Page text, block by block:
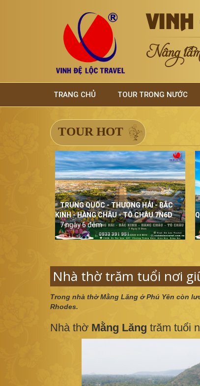
VINH
Nâng
TRANG CHỦ TOUR TRONG NƯỚC
TOUR HOT
TRUNG QUỐC - THƯỢNG HẢI - BẮC
KINH - HÀNG CHÂU - TÔ CHÂU 7N6D
7 ngày 6 đêm
Nhà thờ trăm tuổi nơi
Trong nhà thờ Mằng Lăng ở Phú Yên còn
Rhodes.
Nhà thờ Mằng Lăng trăm tuổi